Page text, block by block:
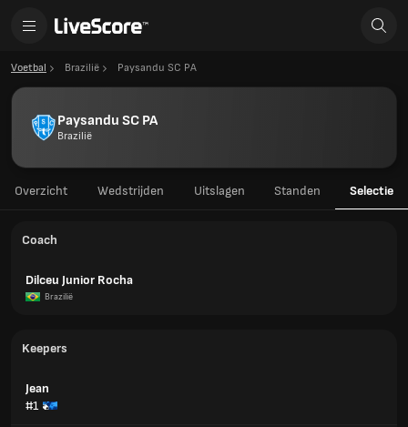
Voetbal Brazilië Paysandu SC PA
Paysandu SC PA
Brazilië
Overzicht Wedstrijden Uitslagen Standen Selectie
Coach
Dilceu Junior Rocha
Brazilië
Keepers
Jean
#1